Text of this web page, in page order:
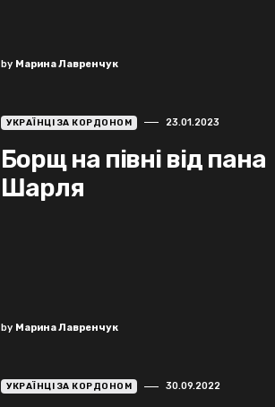
by Марина Лавренчук
УКРАЇНЦІ ЗА КОРДОНОМ 23.01.2023
Борщ на півні від пана
Шарля
by Марина Лавренчук
УКРАЇНЦІ ЗА КОРДОНОМ 30.09.2022